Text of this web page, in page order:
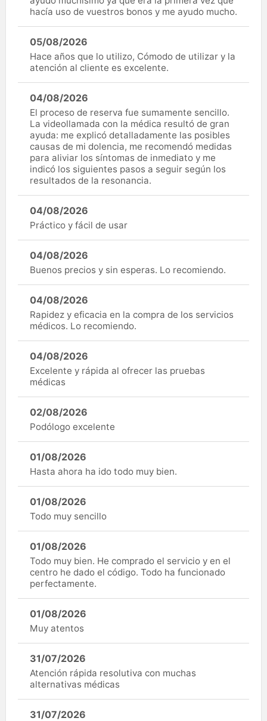
hacía uso de vuestros bonos y me ayudo mucho.
05/08/2026
Hace años que lo utilizo, Cómodo de utilizar y la
atención al cliente es excelente.
04/08/2026
El proceso de reserva fue sumamente sencillo.
La videollamada con la médica resultó de gran
ayuda: me explicó detalladamente las posibles
causas de mi dolencia, me recomendó medidas
para aliviar los síntomas de inmediato y me
indicó los siguientes pasos a seguir según los
resultados de la resonancia.
04/08/2026
Práctico y fácil de usar
04/08/2026
Buenos precios y sin esperas. Lo recomiendo.
04/08/2026
Rapidez y eficacia en la compra de los servicios
médicos. Lo recomiendo.
04/08/2026
Excelente y rápida al ofrecer las pruebas
médicas
02/08/2026
Podólogo excelente
01/08/2026
Hasta ahora ha ido todo muy bien.
01/08/2026
Todo muy sencillo
01/08/2026
Todo muy bien. He comprado el servicio y en el
centro he dado el código. Todo ha funcionado
perfectamente.
01/08/2026
Muy atentos
31/07/2026
Atención rápida resolutiva con muchas
alternativas médicas
31/07/2026